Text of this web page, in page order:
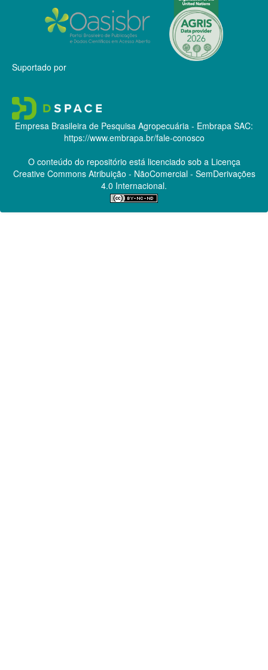
Suportado por
Empresa Brasileira de Pesquisa Agropecuária - Embrapa SAC:
https://www.embrapa.br/fale-conosco
O conteúdo do repositório está licenciado sob a Licença
Creative CommonsAtribuição - NãoComercial - SemDerivações
4.0 Internacional.